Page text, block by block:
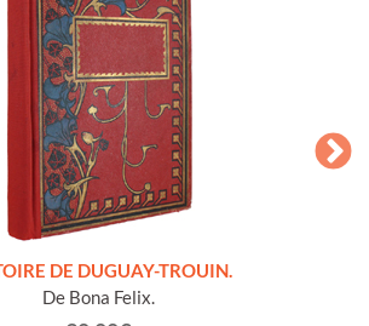
DE DUGUAY-TROUIN.
De Bona Felix.